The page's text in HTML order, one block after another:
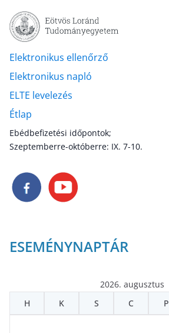
Elektronikus ellenőrző
Elektronikus napló
ELTE levelezés
Étlap
Ebédbefizetési időpontok;
Szeptemberre-októberre: IX. 7-10.
ESEMÉNYNAPTÁR
2026. augusztus
H
K S C P